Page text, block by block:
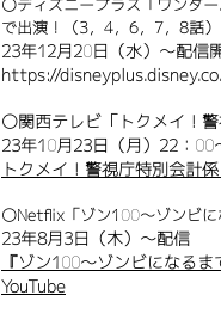
〇ディズニープラス「ワンダ
で出演！（3，4，6，7，8話）
​23年12月20日（水）～配信
https://
〇関西テレビ「トクメイ！
​23年10月23日（月）22：00
トクメイ！警視庁特別会計
〇Netflix 「ゾン100～ゾンビ
​23年8月3日（木）～配信
『ゾン100〜ゾンビになる
YouTube